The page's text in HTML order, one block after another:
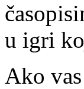
u igri
Ako